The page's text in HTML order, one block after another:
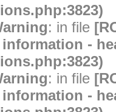
: in file
-
: in file
-